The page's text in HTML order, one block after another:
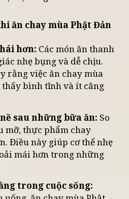
thương và sự cảm thông
sự sống
ăn chay mùa Phật Đản
hơn:Các món ăn thanh
nhẹ bụng và dễ chịu.
rằng việc ăn chay mùa
thấy bình tĩnh và ít căng